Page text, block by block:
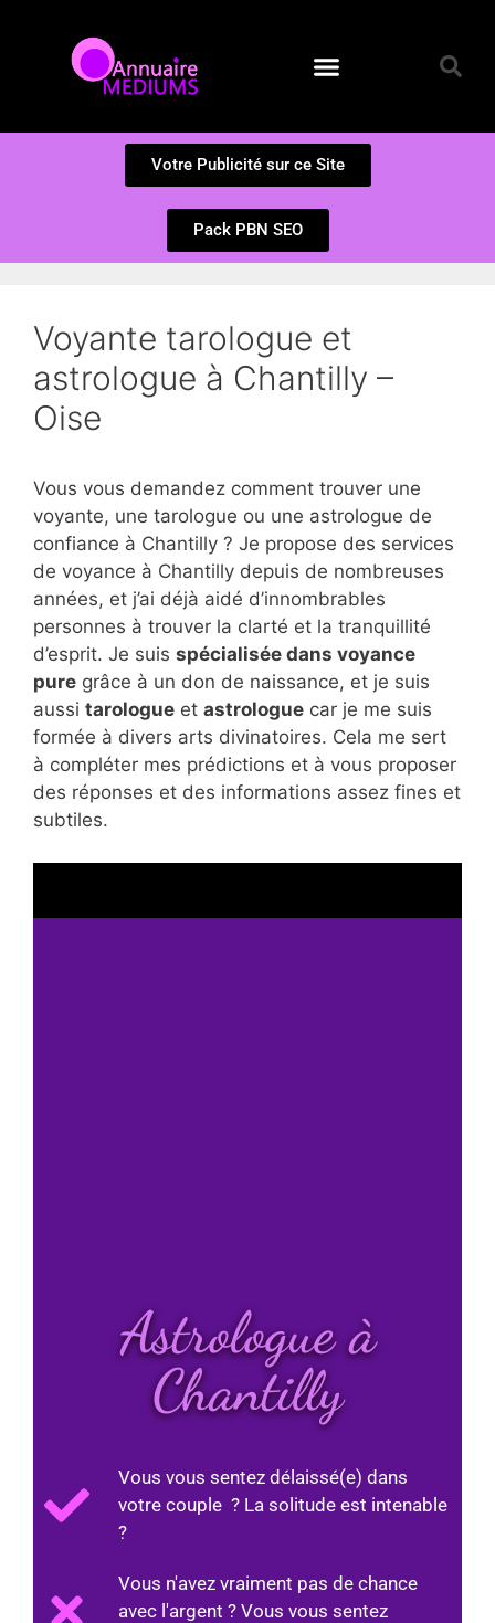
Votre Publicité sur ce Site
Pack PBN SEO
Voyante tarologue et
astrologue à Chantilly –
Oise
Vous vous demandez comment trouver une
voyante, une tarologue ou une astrologue de
confiance à Chantilly ? Je propose des services
de voyance à Chantilly depuis de nombreuses
années, et j’ai déjà aidé d’innombrables
personnes à trouver la clarté et la tranquillité
d’esprit. Je suis spécialisée dans voyance
pure grâce à un don de naissance, et je suis
aussi tarologue et astrologue car je me suis
formée à divers arts divinatoires. Cela me sert
à compléter mes prédictions et à vous proposer
des réponses et des informations assez fines et
subtiles.
Astrologue à
Chantilly
Vous vous sentez délaissé(e) dans
votre couple ? La solitude est intenable
?
Vous n'avez vraiment pas de chance
avec l'argent ? Vous vous sentez